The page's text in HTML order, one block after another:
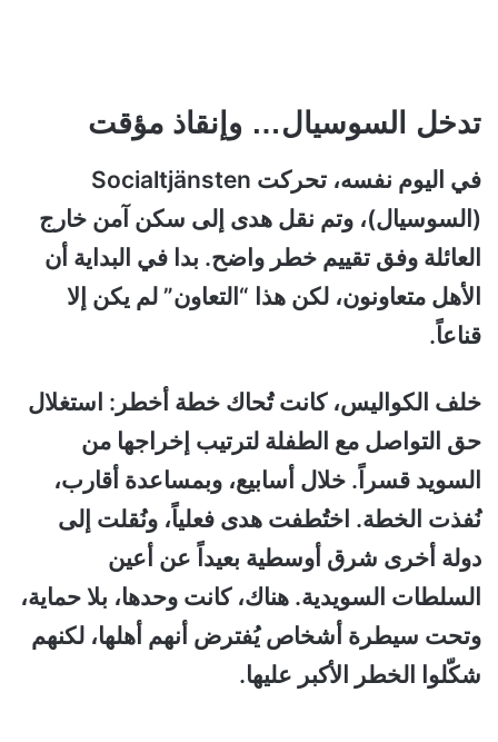
تدخل السوسيال… وإنقاذ مؤقت
في اليوم نفسه، تحركت Socialtjänsten
(السوسيال)، وتم نقل هدى إلى سكن آمن خارج
العائلة وفق تقييم خطر واضح. بدا في البداية أن
الأهل متعاونون، لكن هذا “التعاون” لم يكن إلا
قناعاً.
خلف الكواليس، كانت تُحاك خطة أخطر: استغلال
حق التواصل مع الطفلة لترتيب إخراجها من
السويد قسراً. خلال أسابيع، وبمساعدة أقارب،
نُفذت الخطة. اختُطفت هدى فعلياً، ونُقلت إلى
دولة أخرى شرق أوسطية بعيداً عن أعين
السلطات السويدية. هناك، كانت وحدها، بلا حماية،
وتحت سيطرة أشخاص يُفترض أنهم أهلها، لكنهم
شكّلوا الخطر الأكبر عليها.